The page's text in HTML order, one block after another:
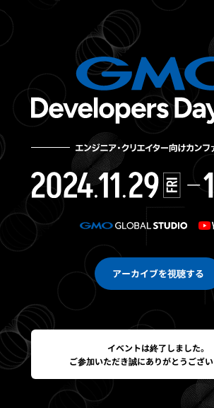
アーカイブを視聴する
イベントは終了しました。
ご参加いただき誠にありがとうござい